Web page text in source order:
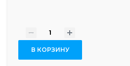
- +
В КОРЗИНУ